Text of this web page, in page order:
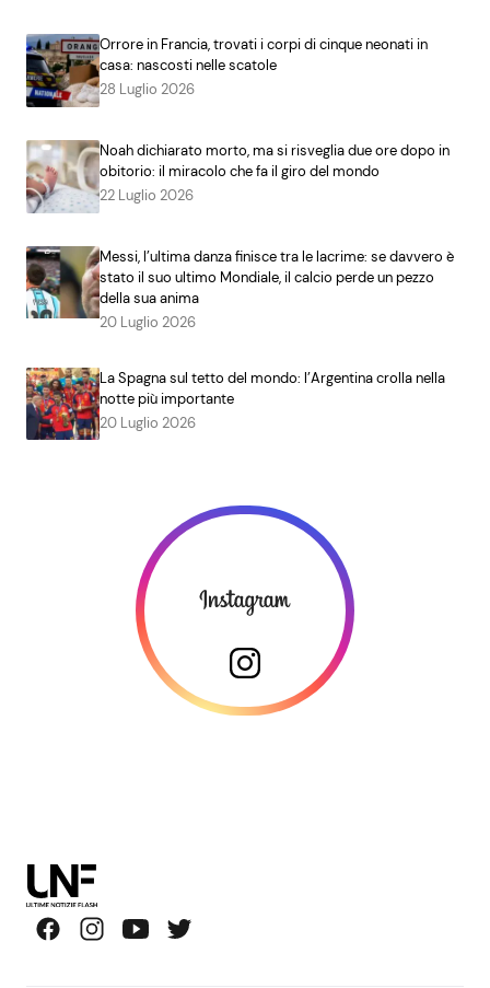
Orrore in Francia, trovati i corpi di cinque neonati in
casa: nascosti nelle scatole
28 Luglio 2026
Noah dichiarato morto, ma si risveglia due ore dopo in
obitorio: il miracolo che fa il giro del mondo
22 Luglio 2026
Messi, l’ultima danza finisce tra le lacrime: se davvero è
stato il suo ultimo Mondiale, il calcio perde un pezzo
della sua anima
20 Luglio 2026
La Spagna sul tetto del mondo: l’Argentina crolla nella
notte più importante
20 Luglio 2026